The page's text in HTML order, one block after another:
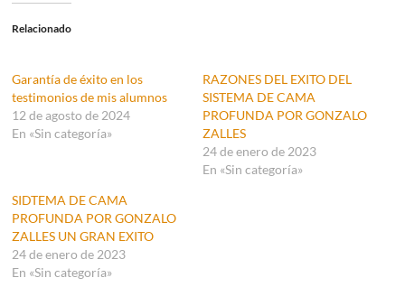
Relacionado
Garantía de éxito en los
testimonios de mis alumnos
12 de agosto de 2024
En «Sin categoría»
RAZONES DEL EXITO DEL
SISTEMA DE CAMA
PROFUNDA POR GONZALO
ZALLES
24 de enero de 2023
En «Sin categoría»
SIDTEMA DE CAMA
PROFUNDA POR GONZALO
ZALLES UN GRAN EXITO
24 de enero de 2023
En «Sin categoría»